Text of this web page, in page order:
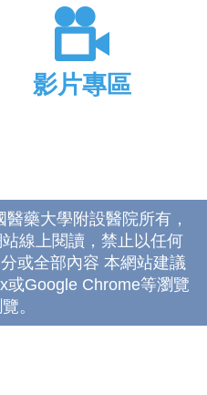
影片專區
藥大學附設醫院所有，
線上閱讀，禁止以任何
或全部內容 本網站建議
或Google Chrome等瀏覽
。